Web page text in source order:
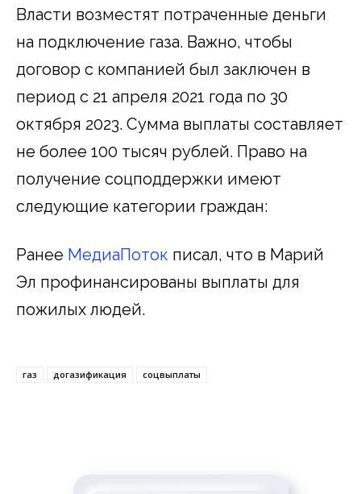
Власти возместят потраченные деньги
на подключение газа. Важно, чтобы
договор с компанией был заключен в
период с 21 апреля 2021 года по 30
октября 2023. Сумма выплаты составляет
не более 100 тысяч рублей. Право на
получение соцподдержки имеют
следующие категории граждан:
Ранее МедиаПоток писал, что в Марий
Эл профинансированы выплаты для
пожилых людей.
газ догазификация соцвыплаты